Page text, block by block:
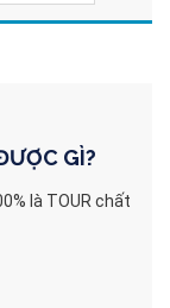
GÌ?
là TOUR chất